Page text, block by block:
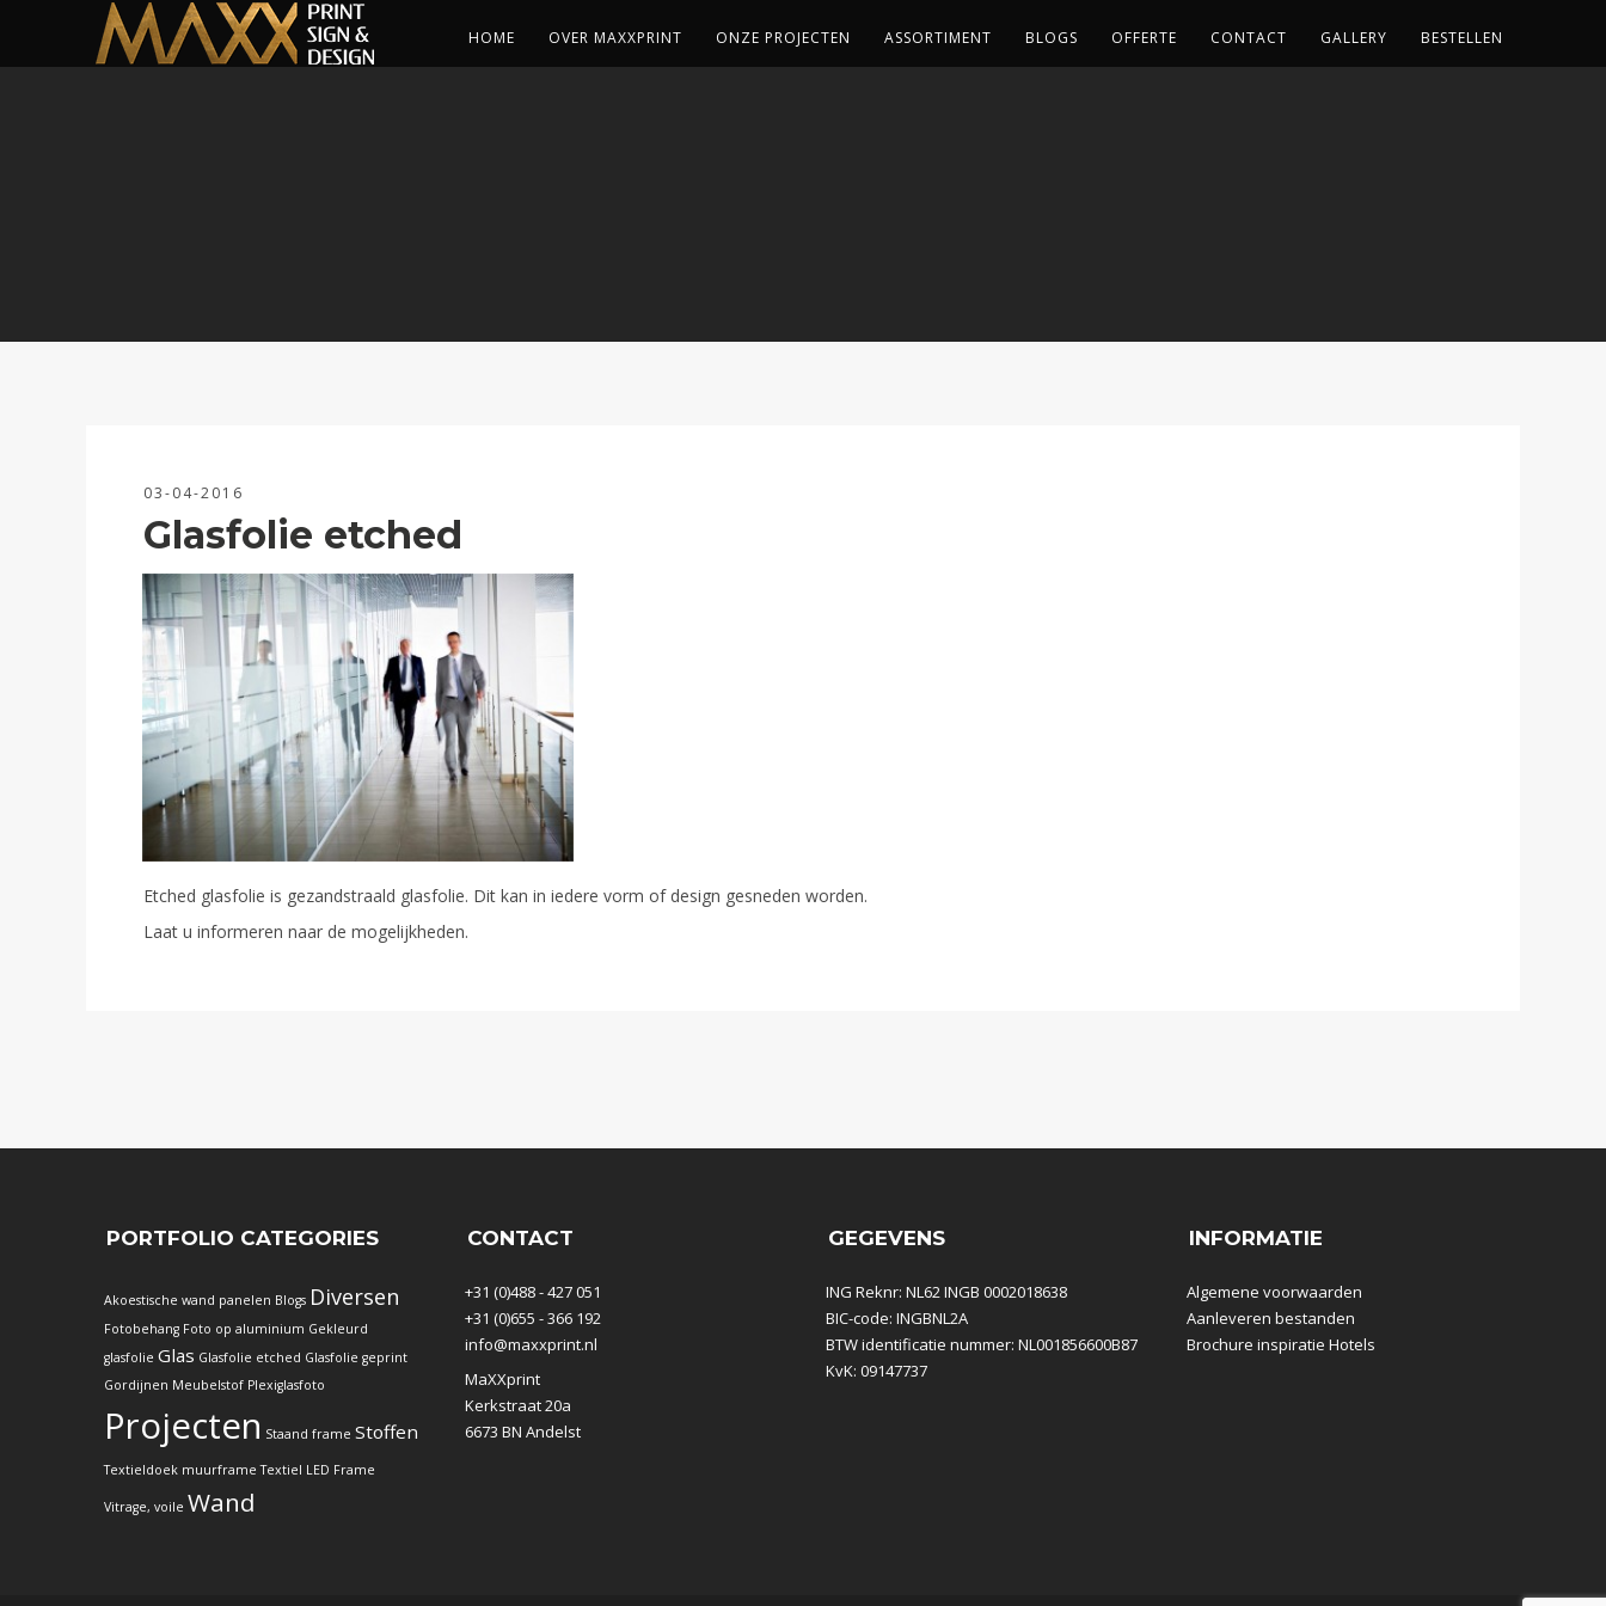
HOME OVER MAXXPRINT ONZE PROJECTEN ASSORTIMENT BLOGS OFFERTE CONTACT GALLERY BESTELLEN
03-04-2016
Glasfolie etched
Etched glasfolie is gezandstraald glasfolie. Dit kan in iedere vorm of design gesneden worden.
Laat u informeren naar de mogelijkheden.
PORTFOLIO CATEGORIES
Akoestische wand panelen Blogs Diversen
Fotobehang Foto op aluminium Gekleurd
glasfolie Glas Glasfolie etched Glasfolie geprint
Gordijnen Meubelstof Plexiglasfoto
Projecten Staand frame Stoffen
Textieldoek muurframe Textiel LED Frame
Vitrage, voile Wand
CONTACT
+31 (0)488 - 427 051
+31 (0)655 - 366 192
info@maxxprint.nl
MaXXprint
Kerkstraat 20a
6673 BN Andelst
GEGEVENS
ING Reknr: NL62 INGB 0002018638
BIC-code: INGBNL2A
BTW identificatie nummer: NL001856600B87
KvK: 09147737
INFORMATIE
Algemene voorwaarden
Aanleveren bestanden
Brochure inspiratie Hotels